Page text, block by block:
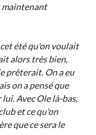
maintenant
été qu'on voulait
alors très bien,
prêterait. On a eu
on a pensé que
Avec Ole là-bas,
et ce qu'on
que ce sera le